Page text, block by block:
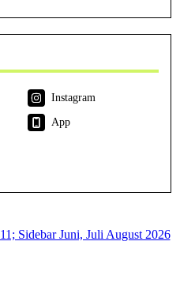
Instagram
App